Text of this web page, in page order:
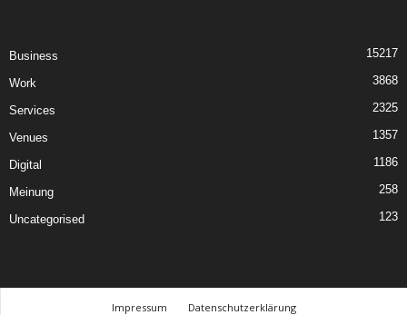
Business 15217
Work 3868
Services 2325
Venues 1357
Digital 1186
Meinung 258
Uncategorised 123
Impressum
Datenschutzerklärung